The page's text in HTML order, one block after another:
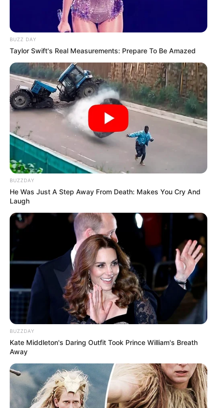
BUZZ DAY
Taylor Swift's Real Measurements: Prepare To Be Amazed
BUZZDAY
He Was Just A Step Away From Death: Makes You Cry And
Laugh
BUZZDAY
Kate Middleton's Daring Outfit Took Prince William's Breath
Away